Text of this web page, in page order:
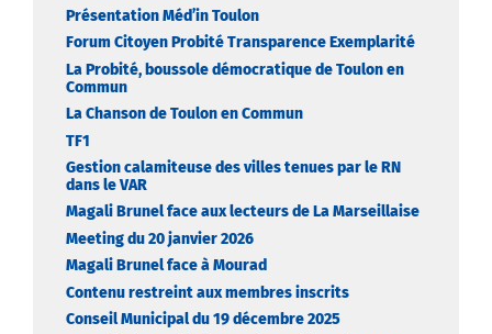
Présentation Méd’in Toulon
Forum Citoyen Probité Transparence Exemplarité
La Probité, boussole démocratique de Toulon en
Commun
La Chanson de Toulon en Commun
TF1
Gestion calamiteuse des villes tenues par le RN
dans le VAR
Magali Brunel face aux lecteurs de La Marseillaise
Meeting du 20 janvier 2026
Magali Brunel face à Mourad
Contenu restreint aux membres inscrits
Conseil Municipal du 19 décembre 2025